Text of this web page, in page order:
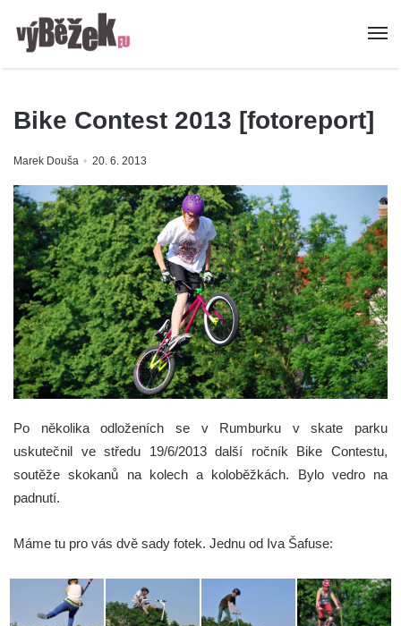
Bike Contest 2013 [fotoreport]
Marek Douša 20. 6. 2013
Po několika odloženích se v Rumburku v skate parku
uskutečnil ve středu 19/6/2013 další ročník Bike Contestu,
soutěže skokanů na kolech a koloběžkách. Bylo vedro na
padnutí.
Máme tu pro vás dvě sady fotek. Jednu od Iva Šafuse: